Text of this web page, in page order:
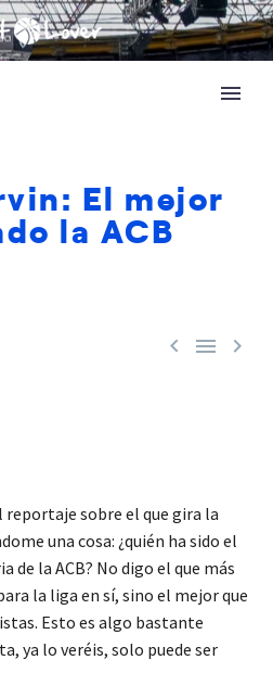
El mejor
la ACB
  
reportaje sobre el que gira la
una cosa: ¿quién ha sido el
de la ACB? No digo el que más
la liga en sí, sino el mejor que
Esto es algo bastante
ya lo veréis, solo puede ser